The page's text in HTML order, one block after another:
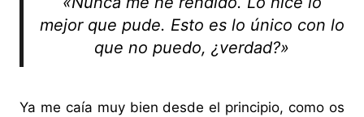
mejor que pude. Esto es lo único con lo
que no puedo, ¿verdad?»
Ya me caía muy bien desde el principio, como os